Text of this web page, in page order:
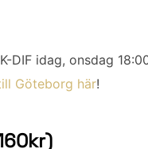
DIF idag, onsdag
Göteborg här!